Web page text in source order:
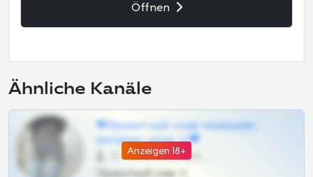
Öffnen
Ähnliche Kanäle
Anzeigen 18+
❤Приватный слив телеграм,
шкодных шкур тг❤
57 •
Приватный слив тг